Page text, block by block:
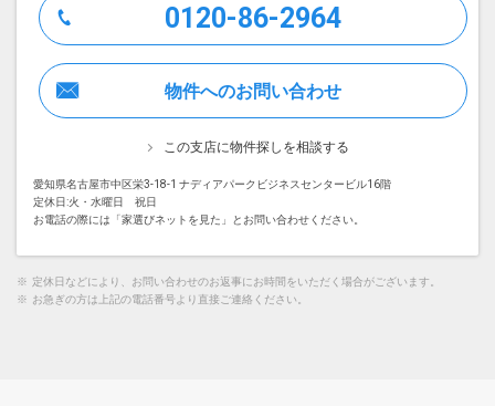
0120-86-2964
物件へのお問い合わせ
この支店に物件探しを相談する
愛知県名古屋市中区栄3-18-1 ナディアパークビジネスセンタービル16階
定休日:火・水曜日 祝日
お電話の際には「家選びネットを見た」とお問い合わせください。
※ 定休日などにより、お問い合わせのお返事にお時間をいただく場合がございます。
※ お急ぎの方は上記の電話番号より直接ご連絡ください。